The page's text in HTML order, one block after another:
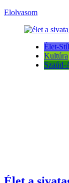
Elolvasom
Élet-
Kultúra
Szaúd-